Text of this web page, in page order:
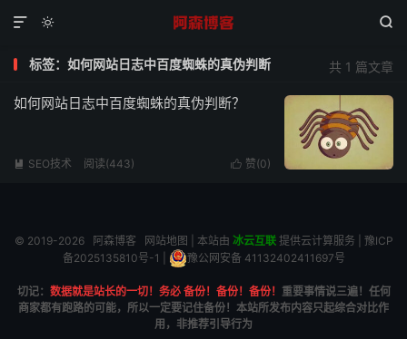
 

共 1 篇文章
标签：如何网站日志中百度蜘蛛的真伪判断
如何网站日志中百度蜘蛛的真伪判断？
 赞(0)
 SEO技术 阅读(443)
© 2019-2026 阿森博客 网站地图 | 本站由 冰云互联提供云计算服务 | 豫ICP
备2025135810号-1
豫公网安备 41132402411697号
切记： 数据就是站长的一切！务必 备份！备份！备份！ 重要事情说三遍！任何
商家都有跑路的可能，所以一定要记住备份！本站所发布内容只起综合对比作
用，非推荐引导行为